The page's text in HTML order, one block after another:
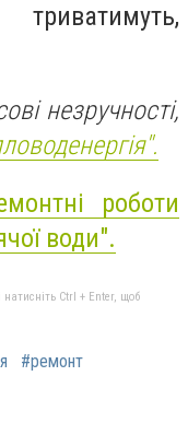
незручності,
роботи
води".
Ctrl + Enter, щоб
#ремонт